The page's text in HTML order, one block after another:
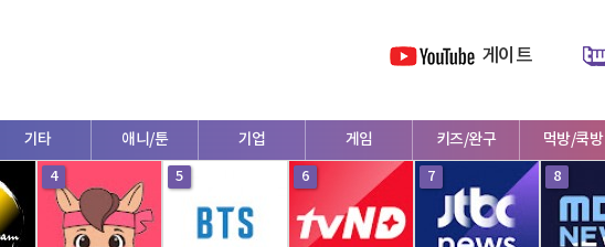
게이트
기타 애니/툰 기업 게임 키즈/완구 먹방/쿡방
4 5 6 7 8